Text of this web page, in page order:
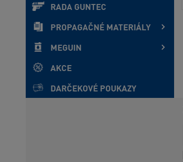
RADA GUNTEC
PROPAGAČNÉ MATERIÁLY
MEGUIN
AKCE
DARČEKOVÉ POUKAZY